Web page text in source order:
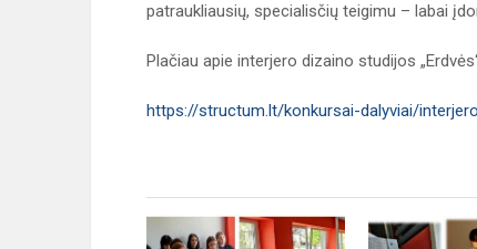
patraukliausių, specialisčių teigimu – labai
Plačiau apie interjero dizaino studijos
https://structum.lt/konkursai-dalyviai/